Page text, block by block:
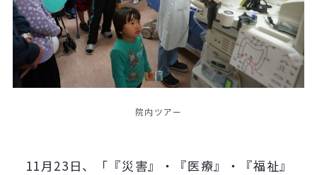
院内ツアー
11月23日、「『災害』・『医療』・『福祉』